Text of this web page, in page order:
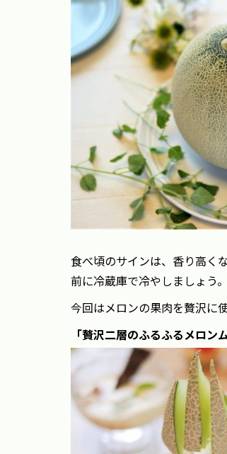
食べ頃のサインは、香り高く
前に冷蔵庫で冷やしましょう
今回はメロンの果肉を贅沢に
「贅沢二層のふるふるメロン